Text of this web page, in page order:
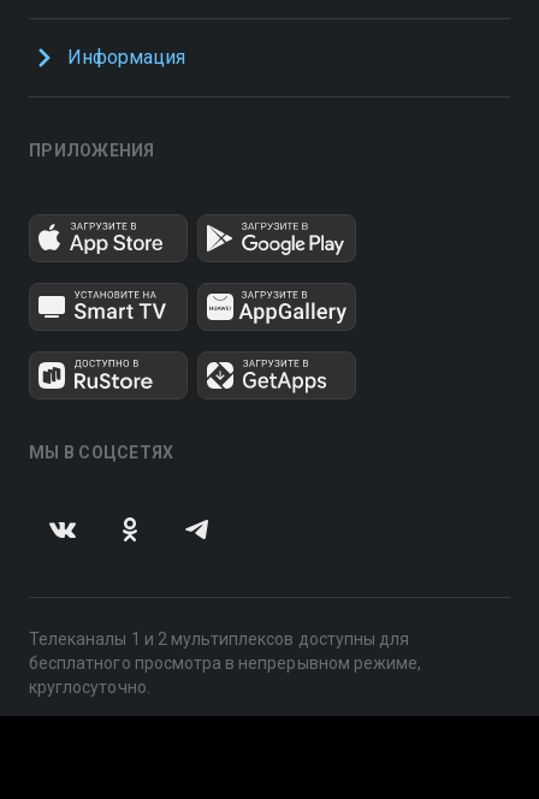
Информация
ПРИЛОЖЕНИЯ
МЫ В СОЦСЕТЯХ
Телеканалы 1 и 2 мультиплексов доступны для
бесплатного просмотра в непрерывном режиме,
круглосуточно.